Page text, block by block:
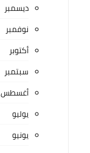
ديسمبر
نوفمبر
أكتوبر
سبتمبر
أغسطس
يوليو
يونيو